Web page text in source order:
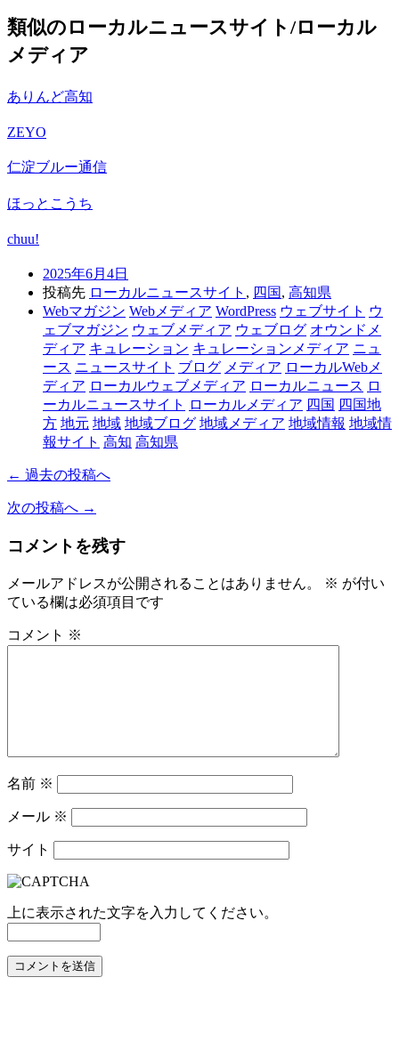
類似のローカルニュースサイト/ローカル
メディア
ありんど高知
ZEYO
仁淀ブルー通信
ほっとこうち
chuu!
2025年6月4日
投稿先 ローカルニュースサイト , 四国, 高知県
Webマガジン Webメディア WordPress ウェブサイト ウ
ェブマガジン ウェブメディア ウェブログ オウンドメ
ディア キュレーション キュレーションメディア ニュ
ース ニュースサイト ブログ メディア ローカルWebメ
ディア ローカルウェブメディア ローカルニュース ロ
ーカルニュースサイト
ローカルメディア 四国 四国地
方 地元 地域 地域ブログ 地域メディア 地域情報 地域情
報サイト 高知 高知県
← 過去の投稿へ
次の投稿へ →
コメントを残す
メールアドレスが公開されることはありません。 ※ が付い
ている欄は必須項目です
コメント ※
名前 ※
メール ※
サイト
上に表示された文字を入力してください。